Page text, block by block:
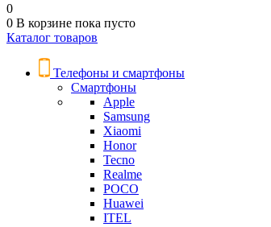
0
0 В корзине пока пусто
Каталог товаров
Телефоны и смартфоны
Смартфоны
Apple
Samsung
Xiaomi
Honor
Tecno
Realme
POCO
Huawei
ITEL